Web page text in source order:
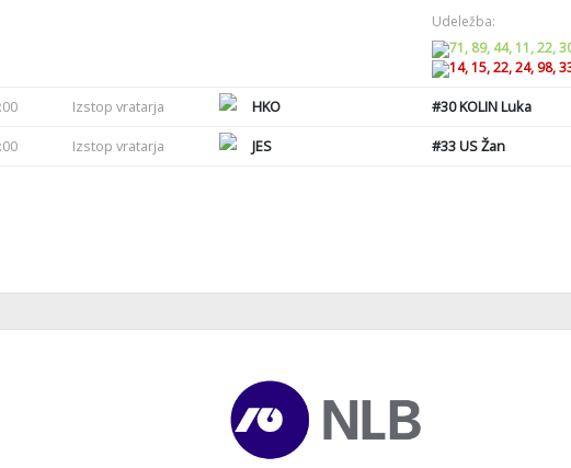
Udeležba:
71, 89, 44, 11, 22,
14, 15, 22, 24, 98,
Izstop vratarja HKO #30KOLIN Luka
Izstop vratarja JES #33US Žan